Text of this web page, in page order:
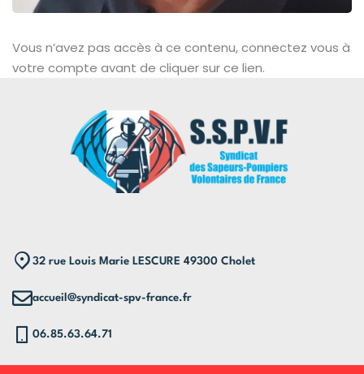
Vous n’avez pas accès à ce contenu, connectez vous à
votre compte avant de cliquer sur ce lien.
32 rue Louis Marie LESCURE 49300 Cholet
accueil@syndicat-spv-france.fr
06.85.63.64.71